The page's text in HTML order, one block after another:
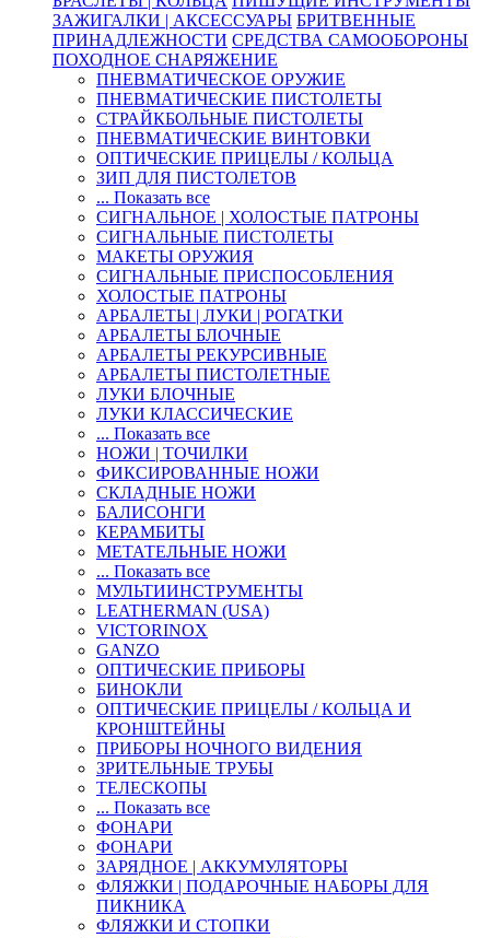
ЗАЖИГАЛКИ | АКСЕССУАРЫ БРИТВЕННЫЕ
ПРИНАДЛЕЖНОСТИ СРЕДСТВА САМООБОРОНЫ
ПОХОДНОЕ СНАРЯЖЕНИЕ
ПНЕВМАТИЧЕСКОЕ ОРУЖИЕ
ПНЕВМАТИЧЕСКИЕ ПИСТОЛЕТЫ
СТРАЙКБОЛЬНЫЕ ПИСТОЛЕТЫ
ПНЕВМАТИЧЕСКИЕ ВИНТОВКИ
ОПТИЧЕСКИЕ ПРИЦЕЛЫ / КОЛЬЦА
ЗИП ДЛЯ ПИСТОЛЕТОВ
... Показать все
СИГНАЛЬНОЕ | ХОЛОСТЫЕ ПАТРОНЫ
СИГНАЛЬНЫЕ ПИСТОЛЕТЫ
МАКЕТЫ ОРУЖИЯ
СИГНАЛЬНЫЕ ПРИСПОСОБЛЕНИЯ
ХОЛОСТЫЕ ПАТРОНЫ
АРБАЛЕТЫ | ЛУКИ | РОГАТКИ
АРБАЛЕТЫ БЛОЧНЫЕ
АРБАЛЕТЫ РЕКУРСИВНЫЕ
АРБАЛЕТЫ ПИСТОЛЕТНЫЕ
ЛУКИ БЛОЧНЫЕ
ЛУКИ КЛАССИЧЕСКИЕ
... Показать все
НОЖИ | ТОЧИЛКИ
ФИКСИРОВАННЫЕ НОЖИ
СКЛАДНЫЕ НОЖИ
БАЛИСОНГИ
КЕРАМБИТЫ
МЕТАТЕЛЬНЫЕ НОЖИ
... Показать все
МУЛЬТИИНСТРУМЕНТЫ
LEATHERMAN (USA)
VICTORINOX
GANZO
ОПТИЧЕСКИЕ ПРИБОРЫ
БИНОКЛИ
ОПТИЧЕСКИЕ ПРИЦЕЛЫ / КОЛЬЦА И
КРОНШТЕЙНЫ
ПРИБОРЫ НОЧНОГО ВИДЕНИЯ
ЗРИТЕЛЬНЫЕ ТРУБЫ
ТЕЛЕСКОПЫ
... Показать все
ФОНАРИ
ФОНАРИ
ЗАРЯДНОЕ | АККУМУЛЯТОРЫ
ФЛЯЖКИ | ПОДАРОЧНЫЕ НАБОРЫ ДЛЯ
ПИКНИКА
ФЛЯЖКИ И СТОПКИ